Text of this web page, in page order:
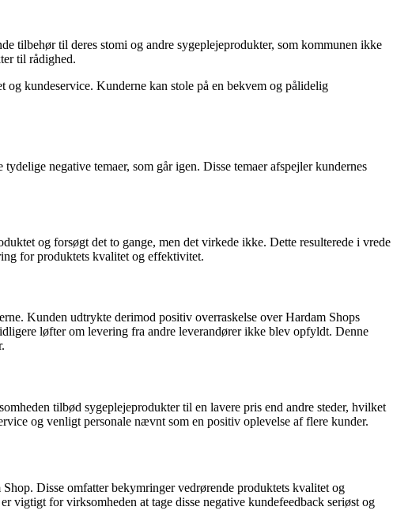
tilbehør til deres stomi og andre sygeplejeprodukter, som kommunen ikke
til rådighed.
kundeservice. Kunderne kan stole på en bekvem og pålidelig
negative temaer, som går igen. Disse temaer afspejler kundernes
og forsøgt det to gange, men det virkede ikke. Dette resulterede i vrede
for produktets kvalitet og effektivitet.
Kunden udtrykte derimod positiv overraskelse over Hardam Shops
løfter om levering fra andre leverandører ikke blev opfyldt. Denne
tilbød sygeplejeprodukter til en lavere pris end andre steder, hvilket
og venligt personale nævnt som en positiv oplevelse af flere kunder.
Disse omfatter bekymringer vedrørende produktets kvalitet og
vigtigt for virksomheden at tage disse negative kundefeedback seriøst og